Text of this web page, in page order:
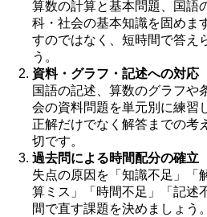
算数の計算と基本問題、国語
科・社会の基本知識を固めま
すのではなく、短時間で答え
う。
資料・グラフ・記述への対応
国語の記述、算数のグラフや
会の資料問題を単元別に練習
正解だけでなく解答までの考
切です。
過去問による時間配分の確立
失点の原因を「知識不足」「
算ミス」「時間不足」「記述
間で直す課題を決めましょう。